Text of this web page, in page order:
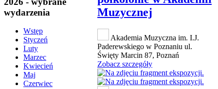
wydarzenia
Wstęp
Styczeń
Luty
Marzec
Kwiecień
Maj
Czerwiec
Muzycznej
Akademia Muzyczna im. I.J.
Paderewskiego w Poznaniu ul.
Święty Marcin 87, Poznań
Zobacz szczegóły